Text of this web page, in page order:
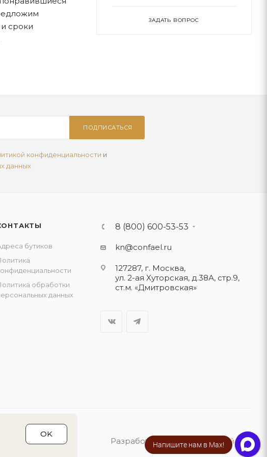
сроки
ЗАДАТЬ ВОПРОС
ПОДПИСАТЬСЯ
конфиденциальности и
данных
бутиков
обработки
данных
8 (800) 600-53-53
kn@confael.ru
127287, г. Москва,
ул. 2-ая Хуторская, д.38А, стр.9,
ст.м. «Дмитровская»
Разработка сайта:«Четвёртый Рим»
OK
Напишите нам в Max!